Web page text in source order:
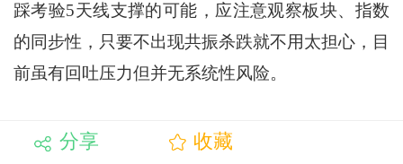
踩考验5天线支撑的可能，应注意观察板块、指数
的同步性，只要不出现共振杀跌就不用太担心，目
前虽有回吐压力但并无系统性风险。
分享 收藏